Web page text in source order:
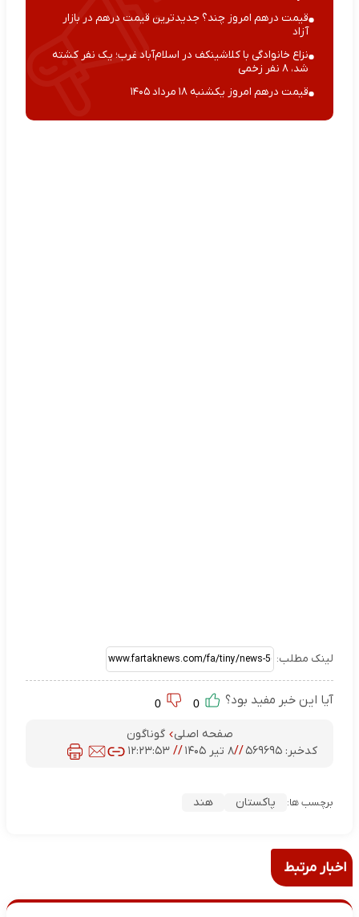
قیمت درهم امروز چند؟ جدیدترین قیمت درهم در بازار
آزاد
نزاع خانوادگی با کلاشینکف در اسلام‌آباد غرب؛ یک نفر کشته
شد، ۸ نفر زخمی
قیمت درهم امروز یکشنبه ۱۸ مرداد ۱۴۰۵
لینک مطلب:
آیا این خبر مفید بود؟
صفحه اصلی
گوناگون
کدخبر:۵۶۹۶۹۵ //۸ تیر ۱۴۰۵ //۱۲:۲۳:۵۳
برچسب ها: پاکستان هند
اخبار مرتبط